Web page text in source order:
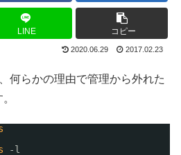
LINE コピー
2020.06.29 2017.02.23
何らかの理由で管理から外れた
-l